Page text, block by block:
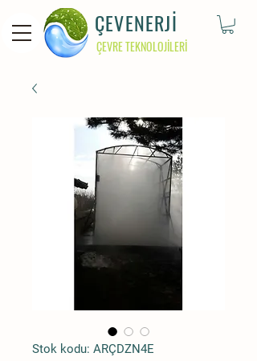
ÇEVENERJİ
ÇEVRE TEKNOLOJİLERİ
Stok kodu: ARÇDZN4E